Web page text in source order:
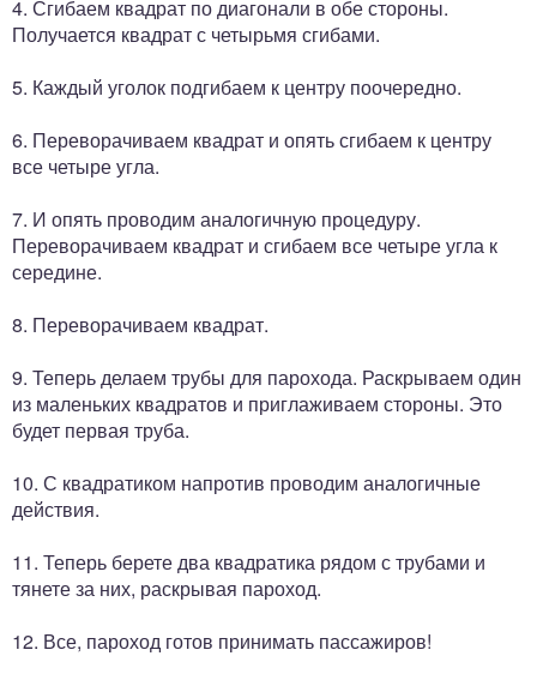
4. Сгибаем квадрат по диагонали в обе стороны.
Получается квадрат с четырьмя сгибами.
5. Каждый уголок подгибаем к центру поочередно.
6. Переворачиваем квадрат и опять сгибаем к центру
все четыре угла.
7. И опять проводим аналогичную процедуру.
Переворачиваем квадрат и сгибаем все четыре угла к
середине.
8. Переворачиваем квадрат.
9. Теперь делаем трубы для парохода. Раскрываем один
из маленьких квадратов и приглаживаем стороны. Это
будет первая труба.
10. С квадратиком напротив проводим аналогичные
действия.
11. Теперь берете два квадратика рядом с трубами и
тянете за них, раскрывая пароход.
12. Все, пароход готов принимать пассажиров!